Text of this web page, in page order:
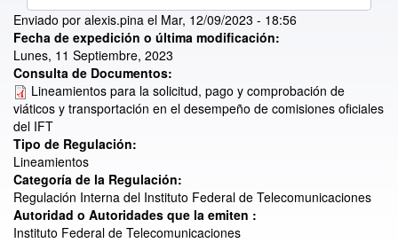
Enviado por alexis.pina el Mar, 12/09/2023 - 18:56
Fecha de expedición o última modificación:
Lunes, 11 Septiembre, 2023
Consulta de Documentos:
Lineamientos para la solicitud, pago y comprobación de
viáticos y transportación en el desempeño de comisiones oficiales
del IFT
Tipo de Regulación:
Lineamientos
Categoría de la Regulación:
Regulación Interna del Instituto Federal de Telecomunicaciones
Autoridad o Autoridades que la emiten :
Instituto Federal de Telecomunicaciones